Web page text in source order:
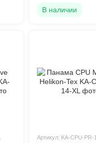
В наличии
Артикул: KA-CPU-PR-